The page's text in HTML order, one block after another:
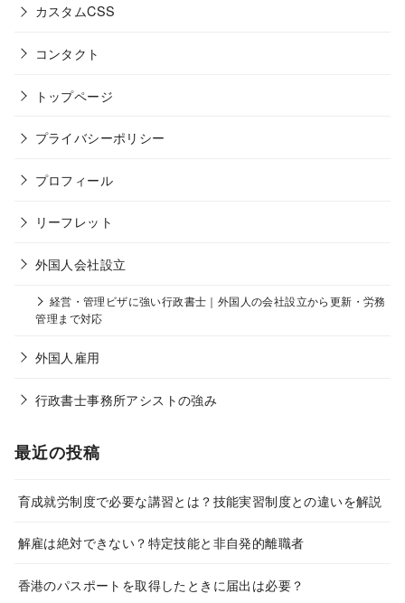
カスタムCSS
コンタクト
トップページ
プライバシーポリシー
プロフィール
リーフレット
外国人会社設立
経営・管理ビザに強い行政書士｜外国人の会社設立から更新・労務
管理まで対応
外国人雇用
行政書士事務所アシストの強み
最近の投稿
育成就労制度で必要な講習とは？技能実習制度との違いを解説
解雇は絶対できない？特定技能と非自発的離職者
香港のパスポートを取得したときに届出は必要？